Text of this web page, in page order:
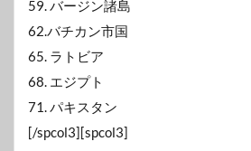
59. バージン諸島
62.バチカン市国
65. ラトビア
68. エジプト
71. パキスタン
[/spcol3][spcol3]